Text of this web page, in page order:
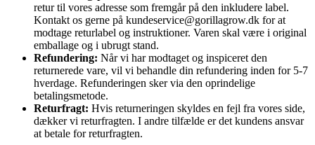
retur til vores adresse som fremgår på den inkludere label.
Kontakt os gerne på kundeservice@gorillagrow.dk for at
modtage returlabel og instruktioner. Varen skal være i original
emballage og i ubrugt stand.
Refundering: Når vi har modtaget og inspiceret den
returnerede vare, vil vi behandle din refundering inden for 5-7
hverdage. Refunderingen sker via den oprindelige
betalingsmetode.
Returfragt: Hvis returneringen skyldes en fejl fra vores side,
dækker vi returfragten. I andre tilfælde er det kundens ansvar
at betale for returfragten.